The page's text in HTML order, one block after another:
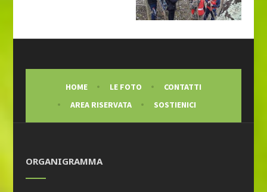
HOME LE FOTO
CONTATTI
AREA RISERVATA
SOSTIENICI
ORGANIGRAMMA